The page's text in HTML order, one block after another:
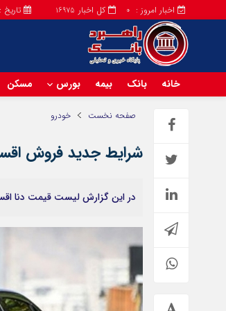
کل اخبار 16975 اخبار امروز : 0 تاریخ : شنبه
خانه بانک بیمه بورس مسکن
صفحه نخست خودرو
شرایط جدید فروش اقساطی دنا / با اقساط
در این گزارش لیست قیمت دنا